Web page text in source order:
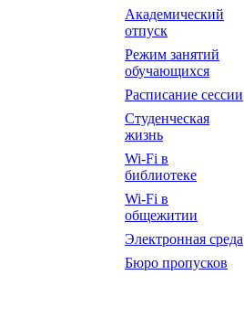
Академический
отпуск
Режим занятий
обучающихся
Расписание сессии
Студенческая
жизнь
Wi-Fi в
библиотеке
Wi-Fi в
общежитии
Электронная среда
Бюро пропусков